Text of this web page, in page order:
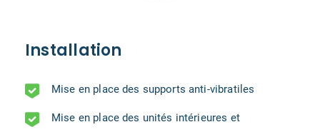
Installation
Mise en place des supports anti-vibratiles
Mise en place des unités intérieures et